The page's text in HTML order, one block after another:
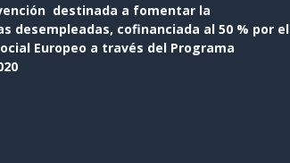
destinada a fomentar la
desempleadas, cofinanciada al 50 % por el
Europeo a través del Programa